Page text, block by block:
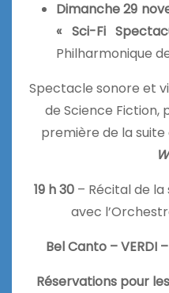
Dimanche 29
« Sci-Fi
Philharmonique
Spectacle sonore et
de Science
première de la suite
19 h 30 – Récital de
avec
Bel Canto – VERDI
Réservations pour